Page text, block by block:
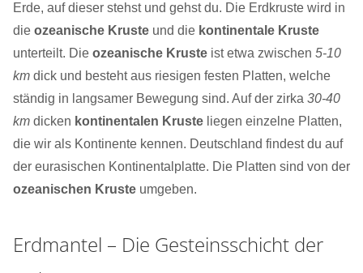
Erde, auf dieser stehst und gehst du. Die Erdkruste wird in
die ozeanische Kruste und die kontinentale Kruste
unterteilt. Die ozeanische Kruste ist etwa zwischen 5-10
km dick und besteht aus riesigen festen Platten, welche
ständig in langsamer Bewegung sind. Auf der zirka 30-40
km dicken kontinentalen Kruste liegen einzelne Platten,
die wir als Kontinente kennen. Deutschland findest ​du​​ auf
der eurasischen Kontinentalplatte. Die Platten​ sind von der
ozeanischen Kruste umgeben.
Erdmantel – Die Gesteinsschicht der